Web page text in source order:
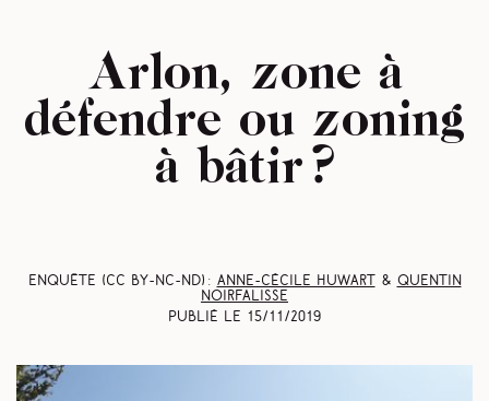
Arlon, zone à
défendre ou zoning
à bâtir ?
Enquête (CC BY-NC-ND) : Anne-Cécile Huwart & Quentin
Noirfalisse
Publié le 15/11/2019